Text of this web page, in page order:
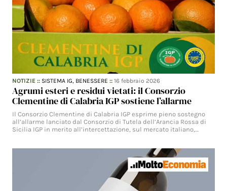
NOTIZIE :: SISTEMA IG, BENESSERE ::16 febbraio 2026
Agrumi esteri e residui vietati: il Consorzio
Clementine di Calabria IGP sostiene l’allarme
Il Consorzio Clementine di Calabria IGP esprime pieno sostegno
all’allarme lanciato dal Consorzio di Tutela dell’Arancia Rossa di
Sicilia IGP in merito all’intercettazione, sul mercato italiano,…